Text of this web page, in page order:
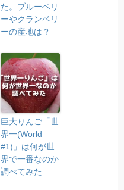
た。ブルーベリ
ーやクランベリ
ーの産地は？
巨大りんご「世
界一(World
#1)」は何が世
界で一番なのか
調べてみた